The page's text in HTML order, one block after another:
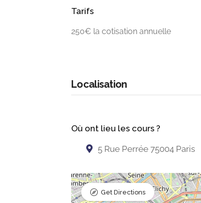
Tarifs
250€ la cotisation annuelle
Localisation
Où ont lieu les cours ?
5 Rue Perrée 75004 Paris
Get Directions